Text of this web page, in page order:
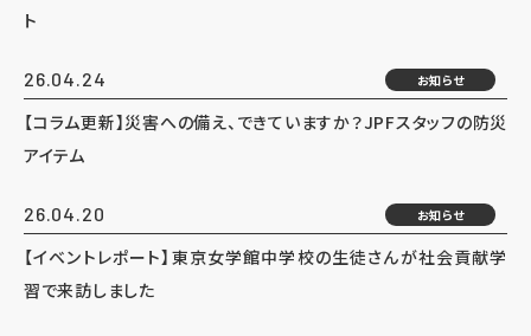
ト
26.04.24 お知らせ
【コラム更新】災害への備え、できていますか？JPFスタッフの防災
アイテム
26.04.20 お知らせ
【イベントレポート】東京女学館中学校の生徒さんが社会貢献学
習で来訪しました